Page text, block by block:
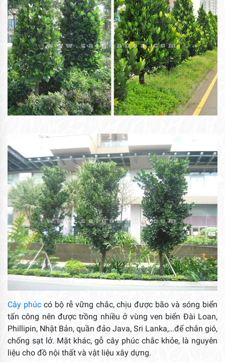
Cây phúccó bộ rễ vững chắc, chịu được bão và sóng biển
tấn công nên được trồng nhiều ở vùng ven biển Đài Loan,
Phillipin, Nhật Bản, quần đảo Java, Sri Lanka,…để chắn gió,
chống sạt lở. Mặt khác, gỗ cây phúc chắc khỏe, là nguyên
liệu cho đồ nội thất và vật liệu xây dựng.